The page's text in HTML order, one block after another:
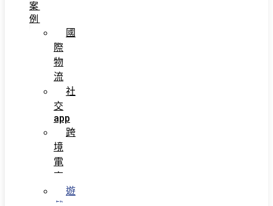
案
例
國
際
物
流
社
交
app
跨
境
電
商
遊